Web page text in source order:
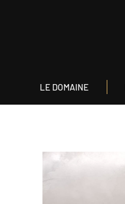
LE DOMAINE